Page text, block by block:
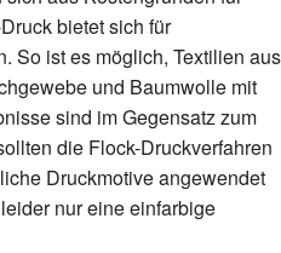
bietet sich für
So ist es möglich, Textilien aus
und Baumwolle mit
sind im Gegensatz zum
die Flock-Druckverfahren
Druckmotive angewendet
nur eine einfarbige